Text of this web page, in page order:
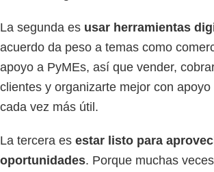
La segunda es usar herramientas
acuerdo da peso a temas como
apoyo a PyMEs, así que vender,
clientes y organizarte mejor con
cada vez más útil.
La tercera es estar listo para
oportunidades. Porque muchas